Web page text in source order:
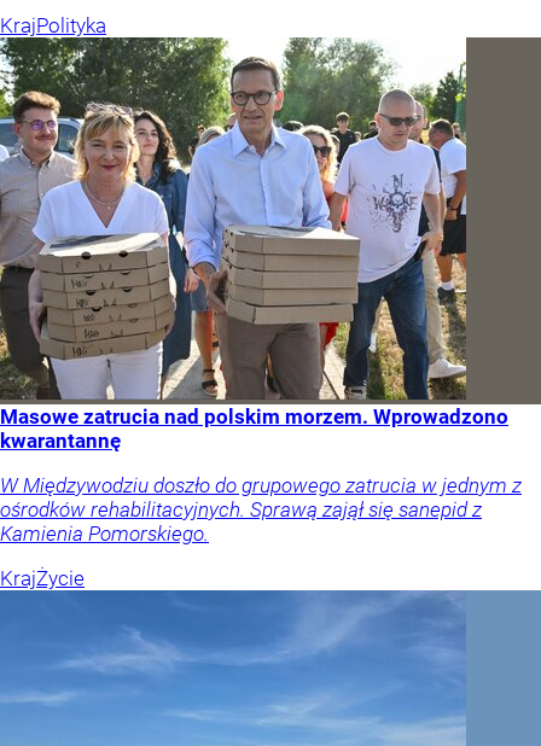
KrajPolityka
Masowe zatrucia nad polskim morzem. Wprowadzono
kwarantannę
W Międzywodziu doszło do grupowego zatrucia w jednym z
ośrodków rehabilitacyjnych. Sprawą zajął się sanepid z
Kamienia Pomorskiego.
KrajŻycie